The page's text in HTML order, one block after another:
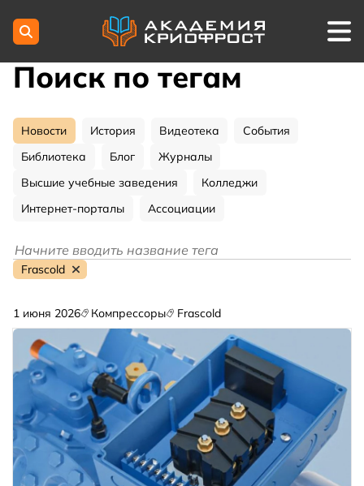
Поиск по тегам
Новости История Видеотека
События
Библиотека
Блог
Журналы
Высшие учебные заведения
Колледжи
Интернет-порталы
Ассоциации
Frascold
1 июня 2026 Компрессоры Frascold